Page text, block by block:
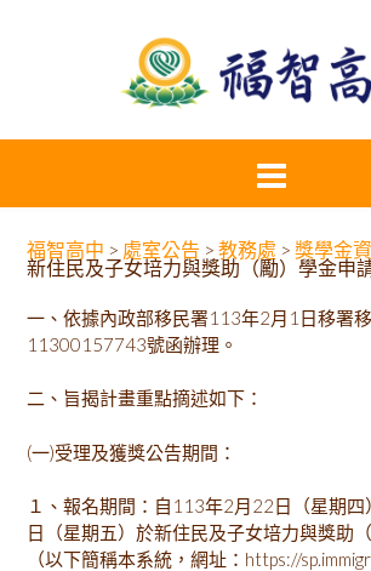
福智高中 > 處室公告 > 教務處 > 獎學金
新住民及子女培力與獎助（勵）學金申
一、依據內政部移民署113年2月1日移署
11300157743號函辦理。
二、旨揭計畫重點摘述如下：
(一)受理及獲獎公告期間：
１、報名期間：自113年2月22日（星期
日（星期五）於新住民及子女培力與獎助
（以下簡稱本系統，網址：https://